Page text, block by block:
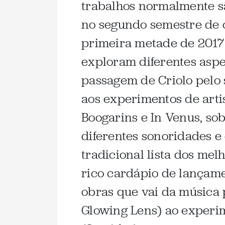
trabalhos normalmente
no segundo semestre
primeira metade de
exploram diferentes
passagem de Criolo
aos experimentos de
Boogarins e In Venus,
diferentes sonoridades
tradicional lista dos
rico cardápio de
obras que vai da
Glowing Lens) ao